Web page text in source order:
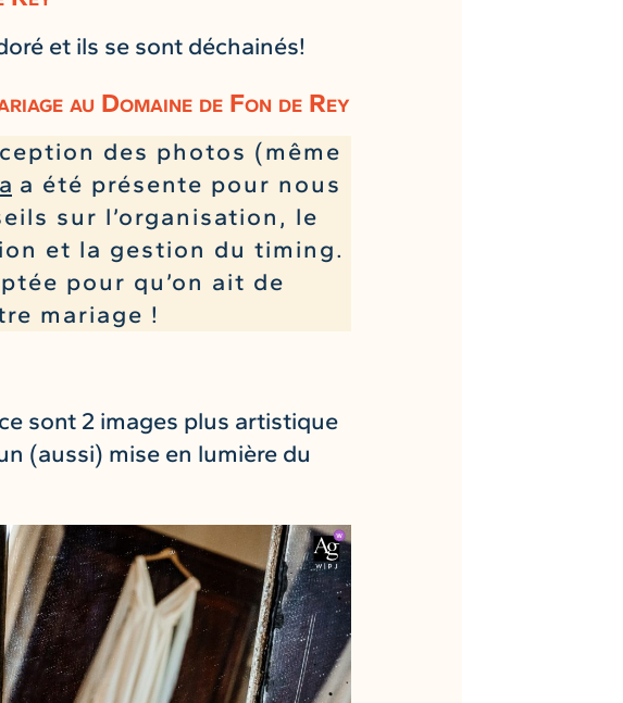
et ils se sont déchainés!
au Domaine de Fon de Rey
des photos (même
a été présente pour nous
sur l’organisation, le
et la gestion du timing.
pour qu’on ait de
mariage !
sont 2 images plus artistique
(aussi) mise en lumière du